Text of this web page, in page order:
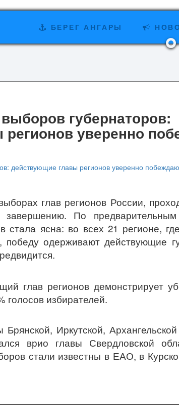
БЕРЕГ АНГАРЫ
губернаторов:
уверенно
глав регионов России,
завершению. По
стала ясна: во всех 21 регионе,
одерживают действующие
глав регионов демонстрирует
голосов избирателей.
Иркутской,
врио главы Свердловской
стали известны в ЕАО, в